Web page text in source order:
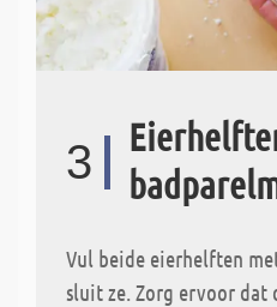
3
Vul beide eierhelften
sluit ze. Zorg ervoor dat